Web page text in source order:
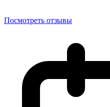
Посмотреть отзывы